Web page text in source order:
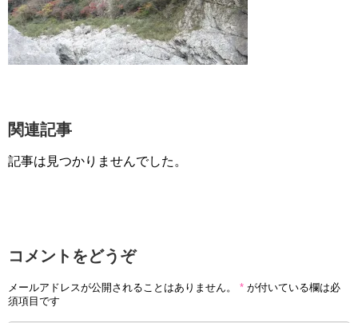
関連記事
記事は見つかりませんでした。
コメントをどうぞ
メールアドレスが公開されることはありません。 * が付いている欄は必
須項目です